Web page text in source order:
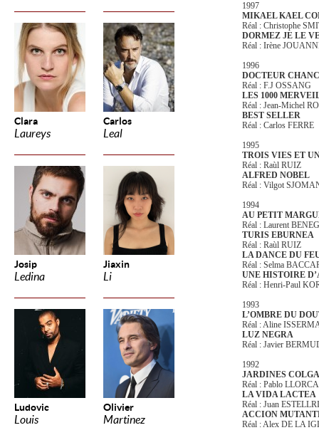
Clara
Laureys
Carlos
Leal
Josip
Ledina
Jiaxin
Li
Ludovic
Louis
Olivier
Martinez
1997
MIKAEL KAEL
Réal : Christophe
DORMEZ JE LE
Réal : Irène
1996
DOCTEUR
Réal : F.J OSSANG
LES 1000
Réal : Jean-Michel
BEST SELLER
Réal : Carlos FERRE
1995
TROIS VIES ET
Réal : Raùl RUIZ
ALFRED NOBEL
Réal : Vilgot
1994
AU PETIT
Réal : Laurent
TURIS EBURNEA
Réal : Raùl RUIZ
LA DANCE DU
Réal : Selma
UNE HISTOIRE
Réal : Henri-Paul
1993
L’OMBRE DU
Réal : Aline
LUZ NEGRA
Réal : Javier
1992
JARDINES
Réal : Pablo LLORCA
LA VIDA LACTEA
Réal : Juan
ACCION
Réal : Alex DE LA